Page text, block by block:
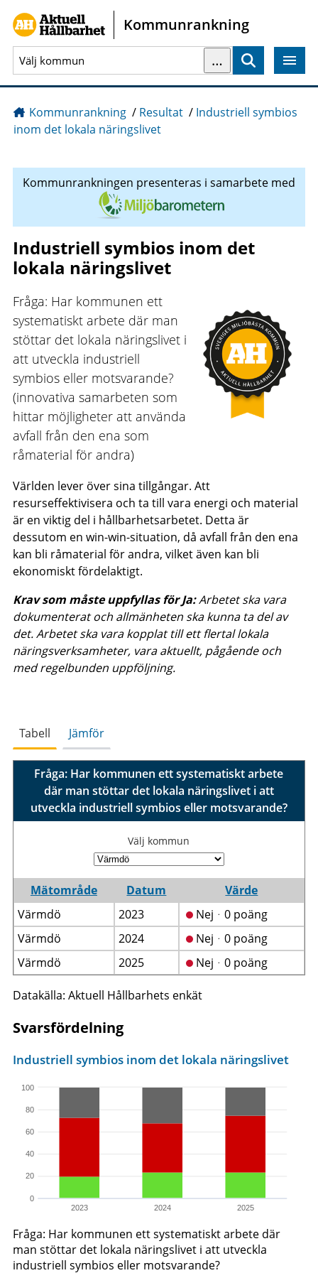
Gå direkt till sidans innehåll
Kommunrankning
…
Kommunrankning / Resultat / Industriell symbios
inom det lokala näringslivet
Kommunrankningen presenteras i samarbete med
Industriell symbios inom det
lokala näringslivet
Fråga: Har kommunen ett
systematiskt arbete där man
stöttar det lokala näringslivet i
att utveckla industriell
symbios eller motsvarande?
(innovativa samarbeten som
hittar möjligheter att använda
avfall från den ena som
råmaterial för andra)
Världen lever över sina tillgångar. Att
resurseffektivisera och ta till vara energi och material
är en viktig del i hållbarhetsarbetet. Detta är
dessutom en win-win-situation, då avfall från den ena
kan bli råmaterial för andra, vilket även kan bli
ekonomiskt fördelaktigt.
Krav som måste uppfyllas för Ja:Arbetet ska vara
dokumenterat och allmänheten ska kunna ta del av
det. Arbetet ska vara kopplat till ett flertal lokala
näringsverksamheter, vara aktuellt, pågående och
med regelbunden uppföljning.
Tabell Jämför
Fråga: Har kommunen ett systematiskt arbete
där man stöttar det lokala näringslivet i att
utveckla industriell symbios eller motsvarande?
Välj kommun
Mätområde Datum
Värde
Värmdö
2023
Nejᆞ0 poäng
Värmdö
2024
Nejᆞ0 poäng
Värmdö
2025 Nejᆞ0 poäng
Datakälla: Aktuell Hållbarhets enkät
Svarsfördelning
2023 2024 2025
0
20
40
60
80
100
Industriell symbios inom det lokala näringslivet
Fråga: Har kommunen ett systematiskt arbete där
man stöttar det lokala näringslivet i att utveckla
industriell symbios eller motsvarande?